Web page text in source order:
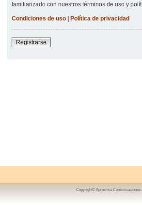
familiarizado con nuestros términos de uso y
Condiciones de uso| Política de privacidad
Registrarse
Copyright© Aproxima Comunicaciones